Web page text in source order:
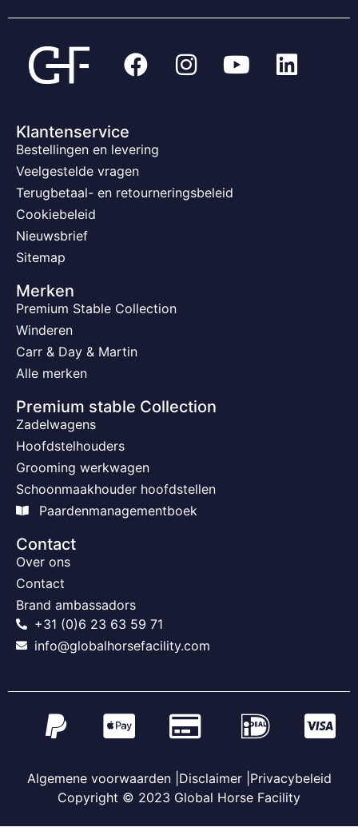
Klantenservice
Bestellingen en levering
Veelgestelde vragen
Terugbetaal- en retourneringsbeleid
Cookiebeleid
Nieuwsbrief
Sitemap
Merken
Premium Stable Collection
Winderen
Carr & Day & Martin
Alle merken
Premium stable Collection
Zadelwagens
Hoofdstelhouders
Grooming werkwagen
Schoonmaakhouder hoofdstellen
Paardenmanagementboek
Contact
Over ons
Contact
Brand ambassadors
+31 (0)6 23 63 59 71
info@globalhorsefacility.com
Algemene voorwaarden | Disclaimer | Privacybeleid
Copyright © 2023 Global Horse Facility